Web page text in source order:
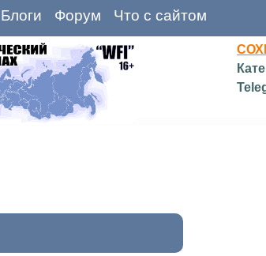
Блоги Форум Что с сайтом